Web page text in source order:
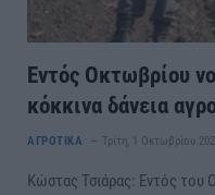
Εντός Οκτωβρίου
κόκκινα δάνεια
ΑΓΡΟΤΙΚΑ Τρίτη, 1 Οκτωβρίου
Κώστας Τσιάρας: Εντός του